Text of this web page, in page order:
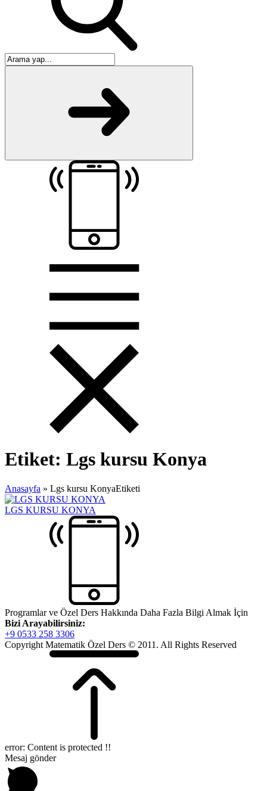
Etiket: Lgs kursu Konya
Anasayfa » Lgs kursu KonyaEtiketi
LGS KURSU KONYA
Programlar ve Özel Ders Hakkında Daha Fazla Bilgi Almak İçin
Bizi Arayabilirsiniz:
+9 0533 258 3306
Copyright Matematik Özel Ders © 2011. All Rights Reserved
error: Content is protected !!
Mesaj gönder